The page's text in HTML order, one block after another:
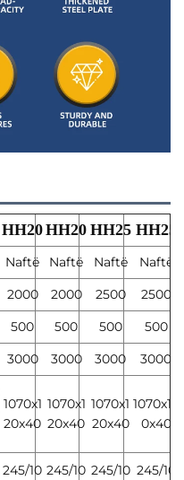
HH20HH20 HH25 HH25
Naftë Naftë Naftë Naftë
2000 2000 2500 2500
500 500 500 500
3000 3000 3000 3000
1070x1
20x40
1070x1
20x40
1070x1
20x40
1070x12
0x40
245/10 245/10 245/10 245/10